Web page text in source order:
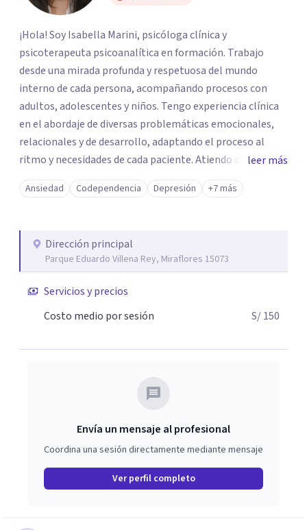
¡Hola! Soy Isabella Marini, psicóloga clínica y
psicoterapeuta psicoanalítica en formación. Trabajo
desde una mirada profunda y respetuosa del mundo
interno de cada persona, acompañando procesos con
adultos, adolescentes y niños. Tengo experiencia clínica
en el abordaje de diversas problemáticas emocionales,
relacionales y de desarrollo, adaptando el proceso al
ritmo y necesidades de cada paciente. Atiendo de manera
presencial en consultorio en Miraflores, y también
ofrezco la opción de sesiones virtuales para quienes
leer más
Ansiedad Codependencia Depresión +7 más
Dirección principal
Parque Eduardo Villena Rey, Miraflores 15073
Servicios y precios
Costo medio por sesión
S/ 150
Envía un mensaje al profesional
Coordina una sesión directamente mediante mensaje
Ver perfil completo